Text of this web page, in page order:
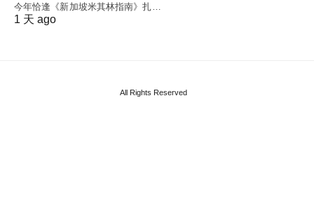
今年恰逢《新加坡米其林指南》扎…
1 天 ago
All Rights Reserved